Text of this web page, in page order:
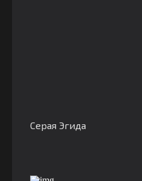
Серая Эгида